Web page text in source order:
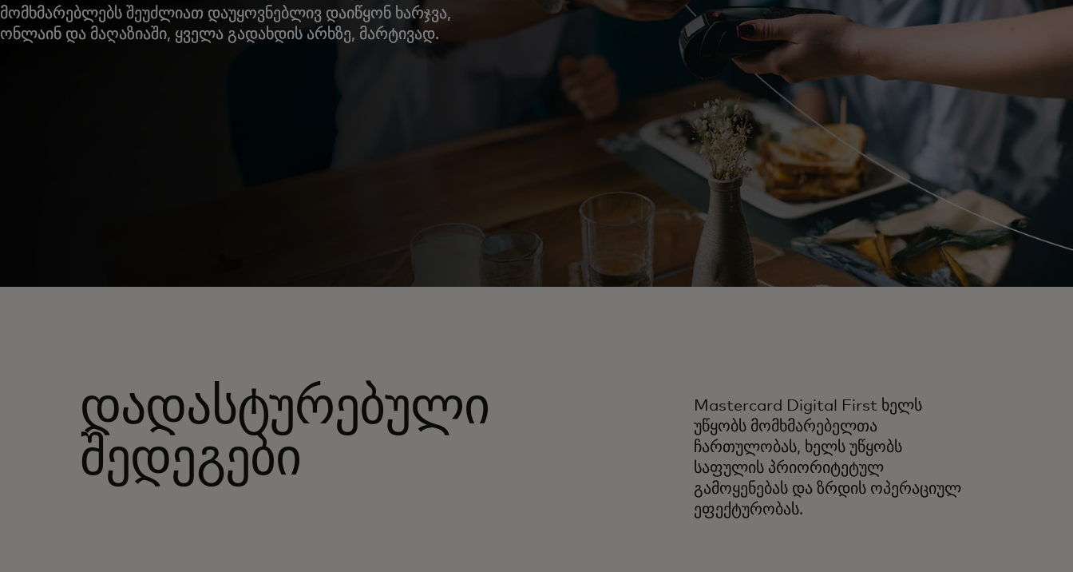
მომხმარებლებს შეუძლიათ დაუყოვნებლივ დაიწყონ ხარჯვა,
ონლაინ და მაღაზიაში, ყველა გადახდის არხზე, მარტივად.
დადასტურებული
შედეგები
Mastercard Digital First ხელს
უწყობს მომხმარებელთა
ჩართულობას, ხელს უწყობს
საფულის პრიორიტეტულ
გამოყენებას და ზრდის ოპერაციულ
ეფექტურობას.